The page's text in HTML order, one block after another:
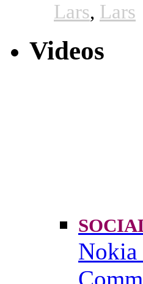
Lars, Lars
Videos
Nokia